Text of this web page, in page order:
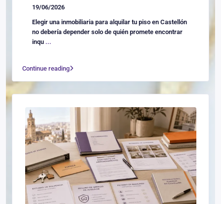
19/06/2026
Elegir una inmobiliaria para alquilar tu piso en Castellón
no debería depender solo de quién promete encontrar
inqu ...
Continue reading